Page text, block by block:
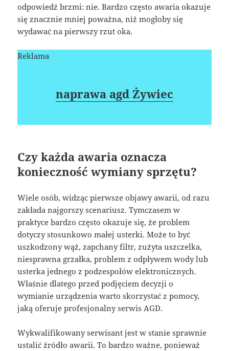
odpowiedź brzmi: nie. Bardzo często awaria okazuje
się znacznie mniej poważna, niż mogłoby się
wydawać na pierwszy rzut oka.
Reklama
naprawa agd Żywiec
Czy każda awaria oznacza
konieczność wymiany sprzętu?
Wiele osób, widząc pierwsze objawy awarii, od razu
zakłada najgorszy scenariusz. Tymczasem w
praktyce bardzo często okazuje się, że problem
dotyczy stosunkowo małej usterki. Może to być
uszkodzony wąż, zapchany filtr, zużyta uszczelka,
niesprawna grzałka, problem z odpływem wody lub
usterka jednego z podzespołów elektronicznych.
Właśnie dlatego przed podjęciem decyzji o
wymianie urządzenia warto skorzystać z pomocy,
jaką oferuje profesjonalny serwis AGD.
Wykwalifikowany serwisant jest w stanie sprawnie
ustalić źródło awarii. To bardzo ważne, ponieważ